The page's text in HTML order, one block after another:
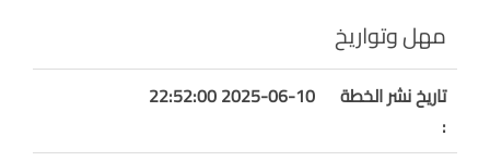
مهل وتواريخ
تاريخ نشر الخطة
:
2025-06-10 22:52:00